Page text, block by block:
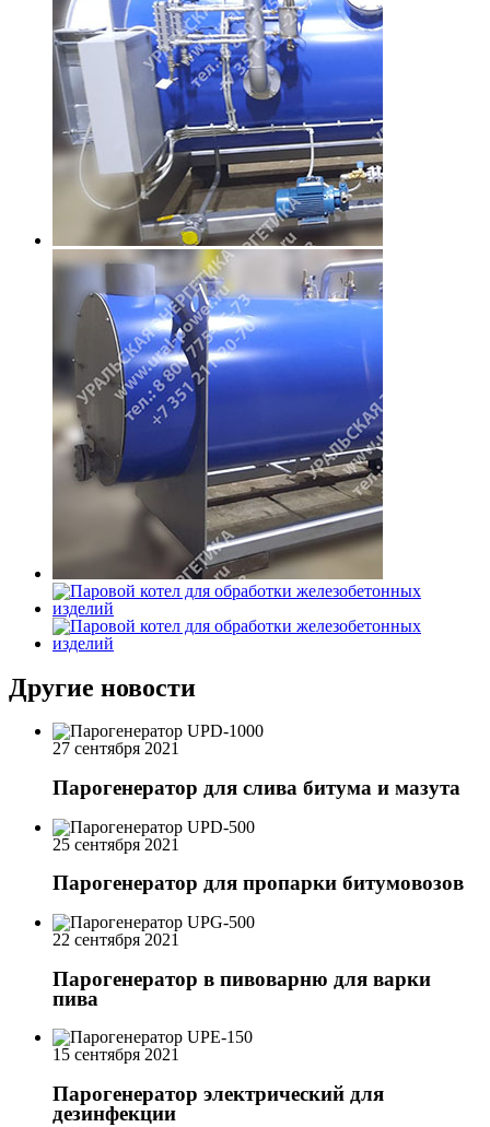
Другие новости
27 сентября 2021
Парогенератор для слива битума и мазута
25 сентября 2021
Парогенератор для пропарки битумовозов
22 сентября 2021
Парогенератор в пивоварню для варки
пива
15 сентября 2021
Парогенератор электрический для
дезинфекции